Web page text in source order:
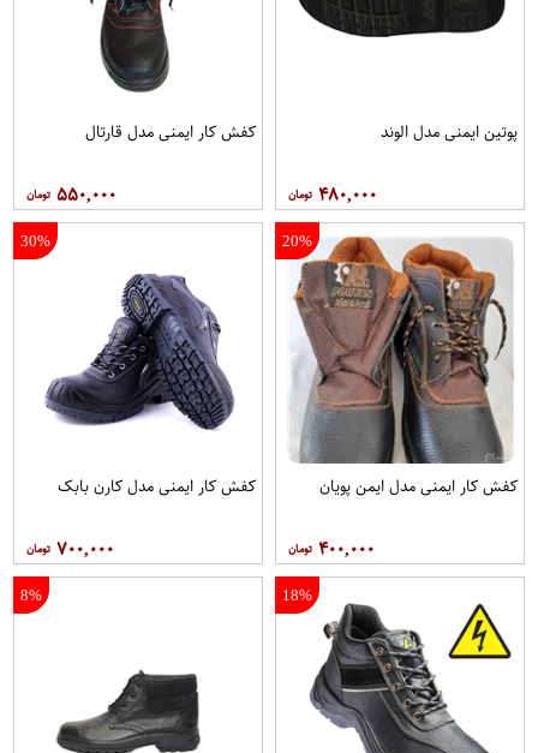
پوتين ايمنی مدل الوند
۴۸۰,۰۰۰
کفش کار ايمنی مدل قارتال
۵۵۰,۰۰۰
20%
کفش کار ايمنی مدل ايمن پويان
۴۰۰,۰۰۰
30%
کفش کار ايمنی مدل کارن بابک
۷۰۰,۰۰۰
18%
8%